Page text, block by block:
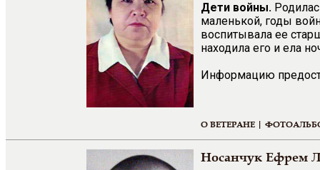
Дети войны.
маленькой, годы
воспитывала ее
находила его и ела
Информацию
О ВЕТЕРАНЕ |
Носанчук Ефрем